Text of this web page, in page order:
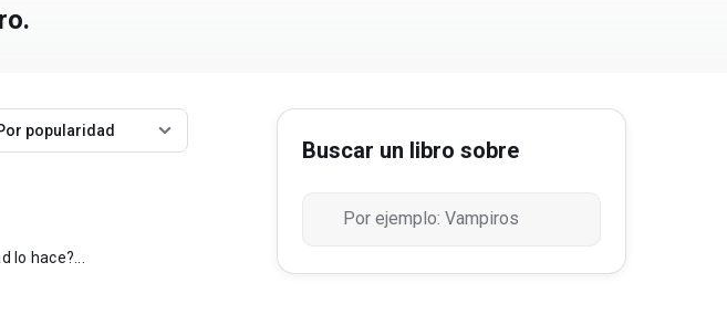
popularidad
hace?...
Buscar un libro sobre